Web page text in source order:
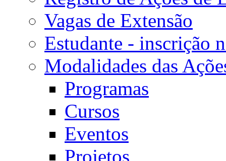
Vagas de Extensão
Estudante - inscrição
Modalidades das
Programas
Cursos
Eventos
Projetos